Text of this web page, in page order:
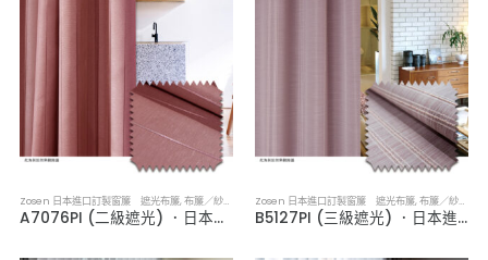
Zosen 日本進口訂製窗簾 遮光布簾,布簾／紗簾／窗簾布
A7076PI (二級遮光) ．日本進口訂製遮光布簾
Zosen 日本進口訂製窗簾 遮光布簾,布簾／紗簾／窗簾布
B5127PI (三級遮光) ．日本進口訂製遮光布簾